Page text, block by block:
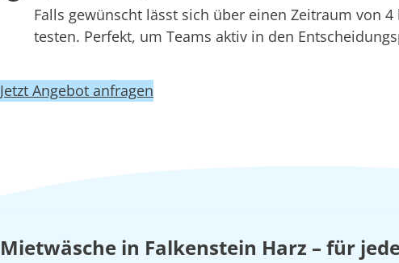
Falls gewünscht lässt sich über einen Zeitraum von
testen. Perfekt, um Teams aktiv in den
Jetzt Angebot anfragen
Mietwäsche in Falkenstein Harz – für